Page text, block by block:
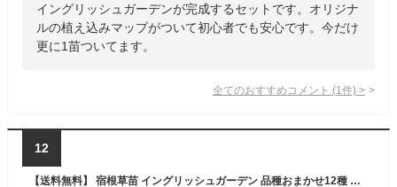
イングリッシュガーデンが完成するセットです。オリジナ
ルの植え込みマップがついて初心者でも安心です。今だけ
更に1苗ついてます。
全てのおすすめコメント (1 件) >
12
【送料無料】 宿根草苗 イングリッシュガーデン 品種おまかせ12種 合計12ポットセットイングリッシュガーデン 宿根草 多年草 人気 セット お得